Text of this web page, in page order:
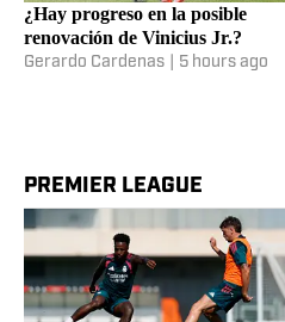
¿Hay progreso en la posible
renovación de Vinicius Jr.?
Gerardo Cardenas 5 hours ago
PREMIER LEAGUE